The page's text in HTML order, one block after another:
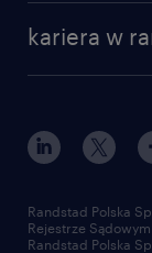
praca w
dla mediów
dla
kariera w
nasz świat
pracuj w
złóż CV
Randstad Polska
Rejestrze
Randstad Polska